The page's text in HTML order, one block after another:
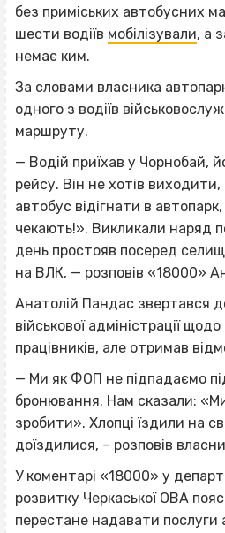
без приміських автобусних
шести водіїв мобілізували, а
немає ким.
За словами власника
одного з водіїв
маршруту.
— Водій приїхав у Чорнобай,
рейсу. Він не хотів
автобус відігнати в
чекають!». Викликали наряд
день простояв посеред
на ВЛК, — розповів «18000»
Анатолій Пандас звертався
військової адміністрації
працівників, але отримав
— Ми як ФОП не підпадаємо
бронювання. Нам сказали:
зробити». Хлопці їздили на
доїздилися, – розповів
У коментарі «18000» у
розвитку Черкаської ОВА
перестане надавати послуги